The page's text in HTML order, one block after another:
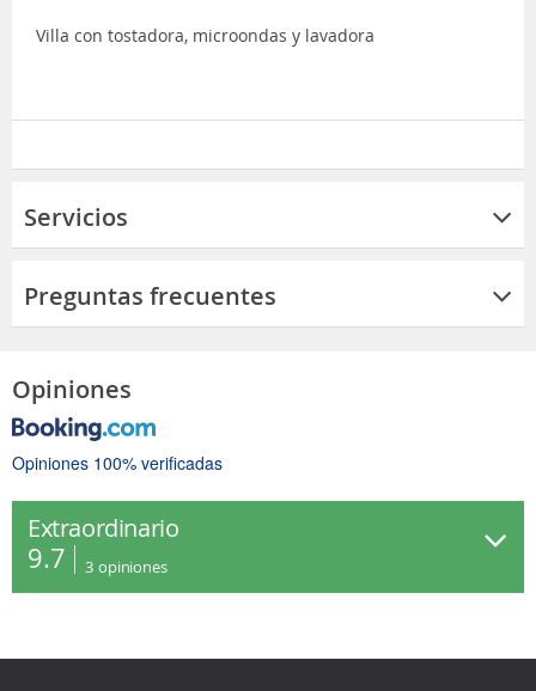
Villa con tostadora, microondas y lavadora
Servicios
Preguntas frecuentes
Opiniones
Opiniones 100% verificadas
Extraordinario
9.7 3 opiniones